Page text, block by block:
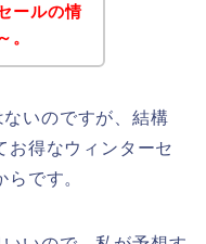
ールの情
。
いのですが、結構
お得なウィンターセ
です。